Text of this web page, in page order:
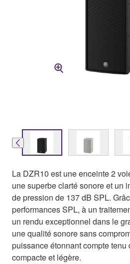
La DZR10 est une enceinte 2
une superbe clarté sonore et un
de pression de 137 dB SPL.
performances SPL, à un
un rendu exceptionnel dans le
une qualité sonore sans
puissance étonnant compte tenu
compacte et légère.